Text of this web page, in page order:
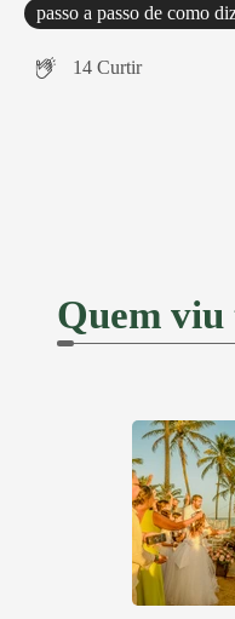
passo a passo de como
14 Curtir
Quem